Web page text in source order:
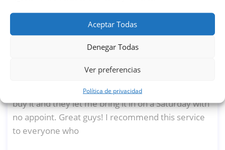
Aceptar Todas
Denegar Todas
Ver preferencias
Política de privacidad
purchase inspection on a Mazda. I was looking to
buy it and they let me bring it in on a Saturday with
no appoint. Great guys! I recommend this service
to everyone who